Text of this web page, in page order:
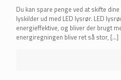
Du kan spare penge ved at skifte
lyskilder ud med LED lysrør. LED
energieffektive, og bliver der brugt
energiregningen blive ret så stor, […]